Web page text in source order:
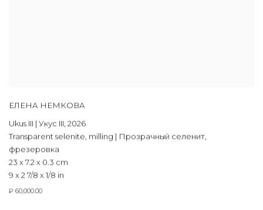
ЕЛЕНА НЕМКОВА
Ukus III | Укус III, 2026
Transparent selenite, milling | Прозрачный селенит,
фрезеровка
23 x 7.2 x 0.3 cm
9 x 2 7/8 x 1/8 in
₽ 60,000.00